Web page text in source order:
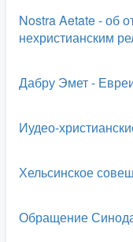
Nostra Aetate - об
нехристианским
Дабру Эмет -
Иудео-
Хельсинское
Обращение